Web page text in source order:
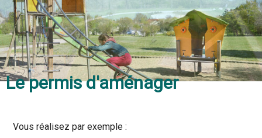
Le permis d'aménager
Vous réalisez par exemple :